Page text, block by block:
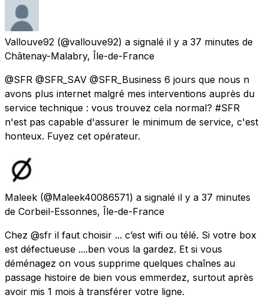
Vallouve92 (@vallouve92) a signalé il y a 37 minutes de
Châtenay-Malabry, Île-de-France
@SFR @SFR_SAV @SFR_Business 6 jours que nous n
avons plus internet malgré mes interventions auprès du
service technique : vous trouvez cela normal? #SFR
n'est pas capable d'assurer le minimum de service, c'est
honteux. Fuyez cet opérateur.
Maleek (@Maleek40086571) a signalé il y a 37 minutes
de Corbeil-Essonnes, Île-de-France
Chez @sfr il faut choisir ... c’est wifi ou télé. Si votre box
est défectueuse ....ben vous la gardez. Et si vous
déménagez on vous supprime quelques chaînes au
passage histoire de bien vous emmerdez, surtout après
avoir mis 1 mois à transférer votre ligne.